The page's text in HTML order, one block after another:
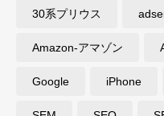
30系プリウス
Amazon-アマゾン
Google iPhone